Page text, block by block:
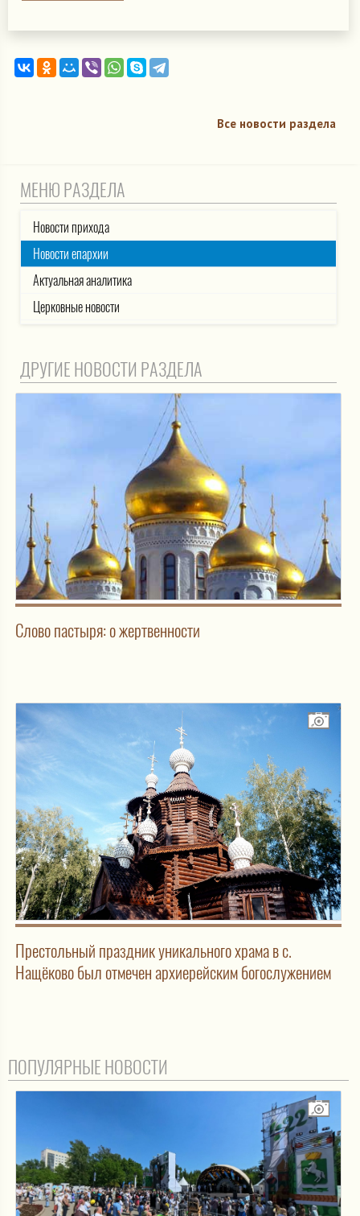
Все новости раздела
МЕНЮ РАЗДЕЛА
Новости прихода
Новости епархии
Актуальная аналитика
Церковные новости
ДРУГИЕ НОВОСТИ РАЗДЕЛА
Слово пастыря: о жертвенности
Престольный праздник уникального храма в с.
Нащёково был отмечен архиерейским богослужением
ПОПУЛЯРНЫЕ НОВОСТИ